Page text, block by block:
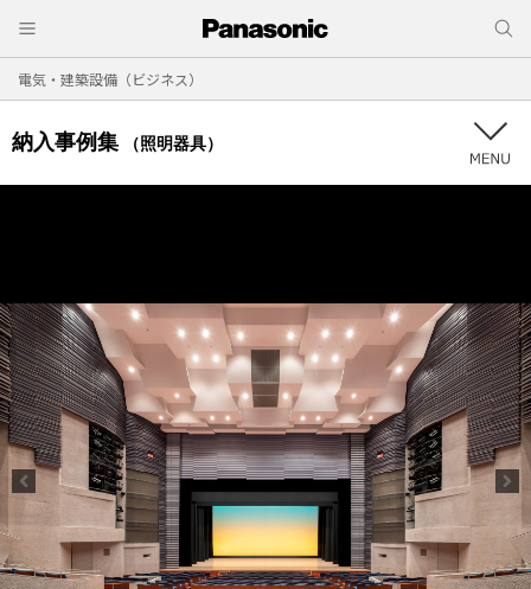
電気・建築設備（ビジネス）
納入事例集 （照明器具）